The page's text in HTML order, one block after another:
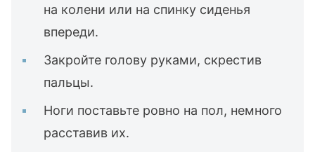
на колени или на спинку сиденья
впереди.
Закройте голову руками, скрестив
пальцы.
Ноги поставьте ровно на пол, немного
расставив их.